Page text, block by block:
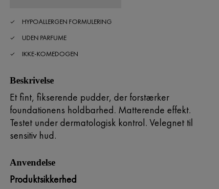
HYPOALLERGEN FORMULERING
UDEN PARFUME
IKKE-KOMEDOGEN
Beskrivelse
Et fint, fikserende pudder, der forstærker
foundationens holdbarhed. Matterende effekt.
Testet under dermatologisk kontrol. Velegnet til
sensitiv hud.
Anvendelse
Produktsikkerhed